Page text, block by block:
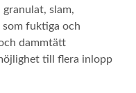
slam,
fuktiga och
dammtätt
till flera inlopp